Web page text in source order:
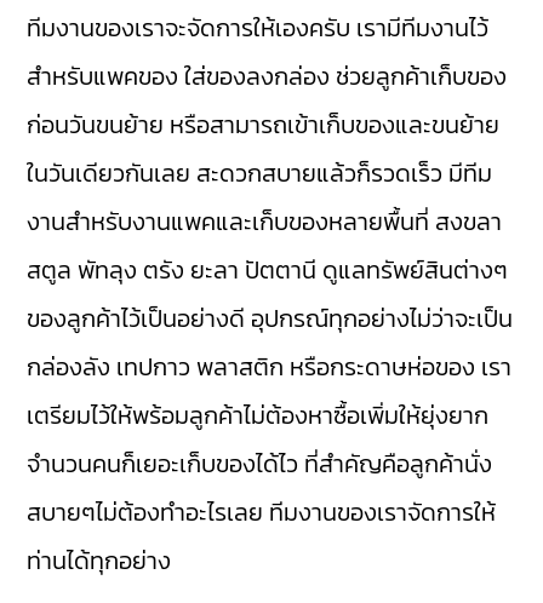
ทีมงานของเราจะจัดการให้เองครับ เรามีทีมงานไว้
สำหรับแพคของ ใส่ของลงกล่อง ช่วยลูกค้าเก็บของ
ก่อนวันขนย้าย หรือสามารถเข้าเก็บของและขนย้าย
ในวันเดียวกันเลย สะดวกสบายแล้วก็รวดเร็ว มีทีม
งานสำหรับงานแพคและเก็บของหลายพื้นที่ สงขลา
สตูล พัทลุง ตรัง ยะลา ปัตตานี ดูแลทรัพย์สินต่างๆ
ของลูกค้าไว้เป็นอย่างดี อุปกรณ์ทุกอย่างไม่ว่าจะเป็น
กล่องลัง เทปกาว พลาสติก หรือกระดาษห่อของ เรา
เตรียมไว้ให้พร้อมลูกค้าไม่ต้องหาซื้อเพิ่มให้ยุ่งยาก
จำนวนคนก็เยอะเก็บของได้ไว ที่สำคัญคือลูกค้านั่ง
สบายๆไม่ต้องทำอะไรเลย ทีมงานของเราจัดการให้
ท่านได้ทุกอย่าง